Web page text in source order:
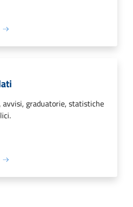
avvisi, graduatorie, statistiche